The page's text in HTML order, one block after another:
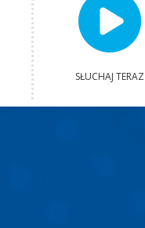
SŁUCHAJ TERAZ